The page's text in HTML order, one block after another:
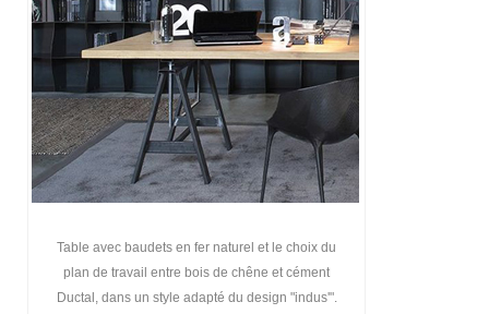
Table avec baudets en fer naturel et le choix du
plan de travail entre bois de chêne et cément
Ductal, dans un style adapté du design "indus'".